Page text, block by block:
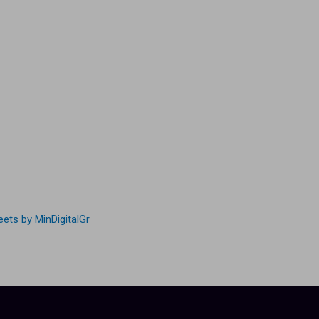
by MinDigitalGr